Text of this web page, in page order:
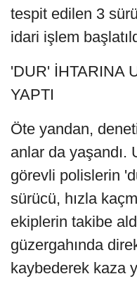
tespit edilen 3
idari işlem
'DUR' İHTARINA
YAPTI
Öte yandan,
anlar da yaşandı.
görevli polislerin
sürücü, hızla
ekiplerin takibe
güzergahında
kaybederek kaza